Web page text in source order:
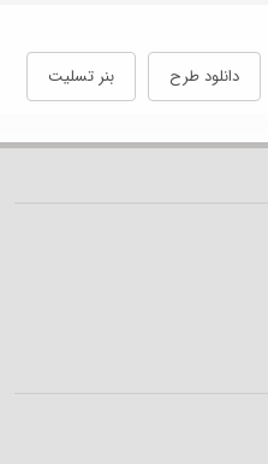
دانلود طرح بنر تسلیت